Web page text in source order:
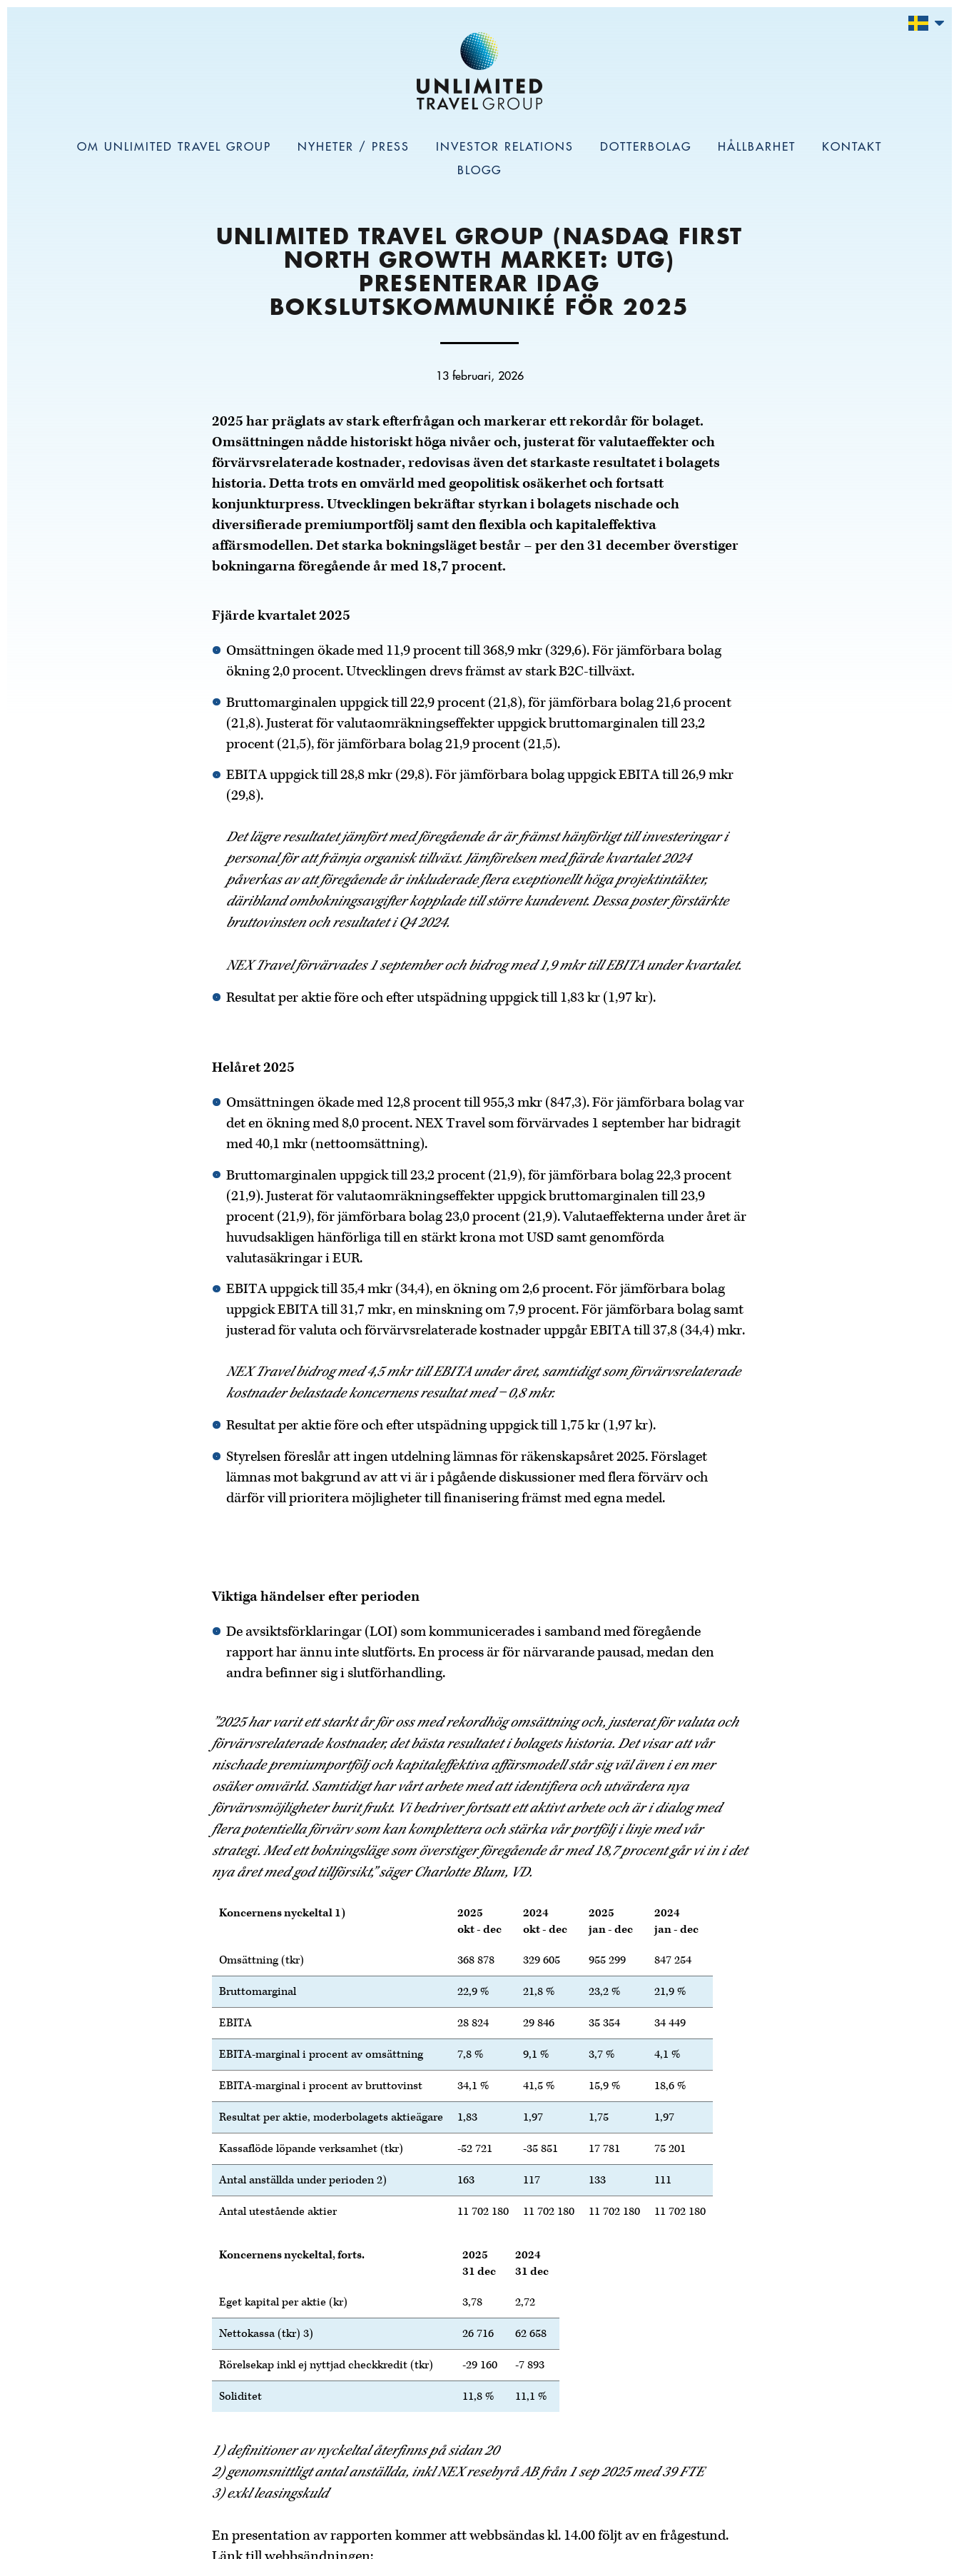
OM UNLIMITED TRAVEL GROUP NYHETER / PRESS INVESTOR RELATIONS DOTTERBOLAG HÅLLBARHET
KONTAKT
BLOGG
UNLIMITED TRAVEL GROUP (NASDAQ FIRST
NORTH GROWTH MARKET: UTG)
PRESENTERAR IDAG
BOKSLUTSKOMMUNIKÉ FÖR 2025
13 februari, 2026
2025 har präglats av stark efterfrågan och markerar ett rekordår för bolaget.
Omsättningen nådde historiskt höga nivåer och, justerat för valutaeffekter och
förvärvsrelaterade kostnader, redovisas även det starkaste resultatet i bolagets
historia. Detta trots en omvärld med geopolitisk osäkerhet och fortsatt
konjunkturpress. Utvecklingen bekräftar styrkan i bolagets nischade och
diversifierade premiumportfölj samt den flexibla och kapitaleffektiva
affärsmodellen. Det starka bokningsläget består – per den 31 december överstiger
bokningarna föregående år med 18,7 procent.
Fjärde kvartalet 2025
Omsättningen ökade med 11,9 procent till 368,9 mkr (329,6). För jämförbara bolag
ökning 2,0 procent. Utvecklingen drevs främst av stark B2C-tillväxt.
Bruttomarginalen uppgick till 22,9 procent (21,8), för jämförbara bolag 21,6 procent
(21,8). Justerat för valutaomräkningseffekter uppgick bruttomarginalen till 23,2
procent (21,5), för jämförbara bolag 21,9 procent (21,5).
EBITA uppgick till 28,8 mkr (29,8). För jämförbara bolag uppgick EBITA till 26,9 mkr
(29,8).
Det lägre resultatet jämfört med föregående år är främst hänförligt till investeringar i
personal för att främja organisk tillväxt. Jämförelsen med fjärde kvartalet 2024
påverkas av att föregående år inkluderade flera exeptionellt höga projektintäkter,
däribland ombokningsavgifter kopplade till större kundevent. Dessa poster förstärkte
bruttovinsten och resultatet i Q4 2024.
NEX Travel förvärvades 1 september och bidrog med 1,9 mkr till EBITA under kvartalet.
Resultat per aktie före och efter utspädning uppgick till 1,83 kr (1,97 kr).
Helåret 2025
Omsättningen ökade med 12,8 procent till 955,3 mkr (847,3). För jämförbara bolag var
det en ökning med 8,0 procent. NEX Travel som förvärvades 1 september har bidragit
med 40,1 mkr (nettoomsättning).
Bruttomarginalen uppgick till 23,2 procent (21,9), för jämförbara bolag 22,3 procent
(21,9). Justerat för valutaomräkningseffekter uppgick bruttomarginalen till 23,9
procent (21,9), för jämförbara bolag 23,0 procent (21,9). Valutaeffekterna under året är
huvudsakligen hänförliga till en stärkt krona mot USD samt genomförda
valutasäkringar i EUR.
EBITA uppgick till 35,4 mkr (34,4), en ökning om 2,6 procent. För jämförbara bolag
uppgick EBITA till 31,7 mkr, en minskning om 7,9 procent. För jämförbara bolag samt
justerad för valuta och förvärvsrelaterade kostnader uppgår EBITA till 37,8 (34,4) mkr.
NEX Travel bidrog med 4,5 mkr till EBITA under året, samtidigt som förvärvsrelaterade
kostnader belastade koncernens resultat med −0,8 mkr.
Resultat per aktie före och efter utspädning uppgick till 1,75 kr (1,97 kr).
Styrelsen föreslår att ingen utdelning lämnas för räkenskapsåret 2025. Förslaget
lämnas mot bakgrund av att vi är i pågående diskussioner med flera förvärv och
därför vill prioritera möjligheter till finanisering främst med egna medel.
Viktiga händelser efter perioden
De avsiktsförklaringar (LOI) som kommunicerades i samband med föregående
rapport har ännu inte slutförts. En process är för närvarande pausad, medan den
andra befinner sig i slutförhandling.
”2025 har varit ett starkt år för oss med rekordhög omsättning och, justerat för valuta och
förvärvsrelaterade kostnader, det bästa resultatet i bolagets historia. Det visar att vår
nischade premiumportfölj och kapitaleffektiva affärsmodell står sig väl även i en mer
osäker omvärld. Samtidigt har vårt arbete med att identifiera och utvärdera nya
förvärvsmöjligheter burit frukt. Vi bedriver fortsatt ett aktivt arbete och är i dialog med
flera potentiella förvärv som kan komplettera och stärka vår portfölj i linje med vår
strategi. Med ett bokningsläge som överstiger föregående år med 18,7 procent går vi in i det
nya året med god tillförsikt,” säger Charlotte Blum, VD.
Koncernens nyckeltal 1)
2025
okt - dec
2024
okt - dec
2025
jan - dec
2024
jan - dec
Omsättning (tkr)
368 878 329 605 955 299
847 254
Bruttomarginal
22,9 % 21,8 % 23,2 %
21,9 %
EBITA
28 824 29 846 35 354
34 449
EBITA-marginal i procent av omsättning
7,8 % 9,1 % 3,7 %
4,1 %
EBITA-marginal i procent av bruttovinst
34,1 % 41,5 % 15,9 %
18,6 %
Resultat per aktie, moderbolagets aktieägare
1,83 1,97 1,75
1,97
Kassaflöde löpande verksamhet (tkr)
-52 721 -35 851 17 781
75 201
Antal anställda under perioden 2)
163 117 133
111
Antal utestående aktier
11 702 180 11 702 180 11 702 180 11 702 180
Koncernens nyckeltal, forts.
2025
31 dec
2024
31 dec
Eget kapital per aktie (kr)
3,78
2,72
Nettokassa (tkr) 3)
26 716
62 658
Rörelsekap inkl ej nyttjad checkkredit (tkr)
-29 160
-7 893
Soliditet
11,8 % 11,1 %
1) definitioner av nyckeltal återfinns på sidan 20
2) genomsnittligt antal anställda, inkl NEX resebyrå AB från 1 sep 2025 med 39 FTE
3) exkl leasingskuld
En presentation av rapporten kommer att webbsändas kl. 14.00 följt av en frågestund.